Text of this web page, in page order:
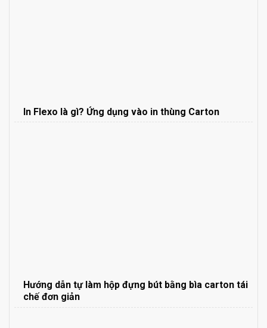
In Flexo là gì? Ứng dụng vào in thùng Carton
Hướng dẫn tự làm hộp đựng bút bằng bìa carton tái
chế đơn giản